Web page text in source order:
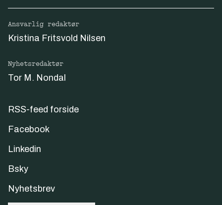
Ansvarlig redaktør
Kristina Fritsvold Nilsen
Nyhetsredaktør
Tor M. Nondal
RSS-feed forside
Facebook
Linkedin
Bsky
Nyhetsbrev